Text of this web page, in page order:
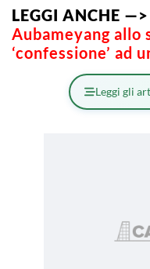
LEGGI ANCHE —>
Aubameyang allo
‘confessione’ ad
Leggi gli